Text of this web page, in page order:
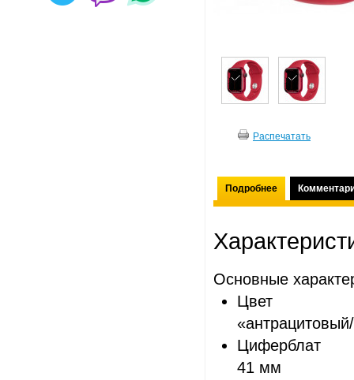
Распечатать
Подробнее
Основные
Цвет
Циферблат
41 мм